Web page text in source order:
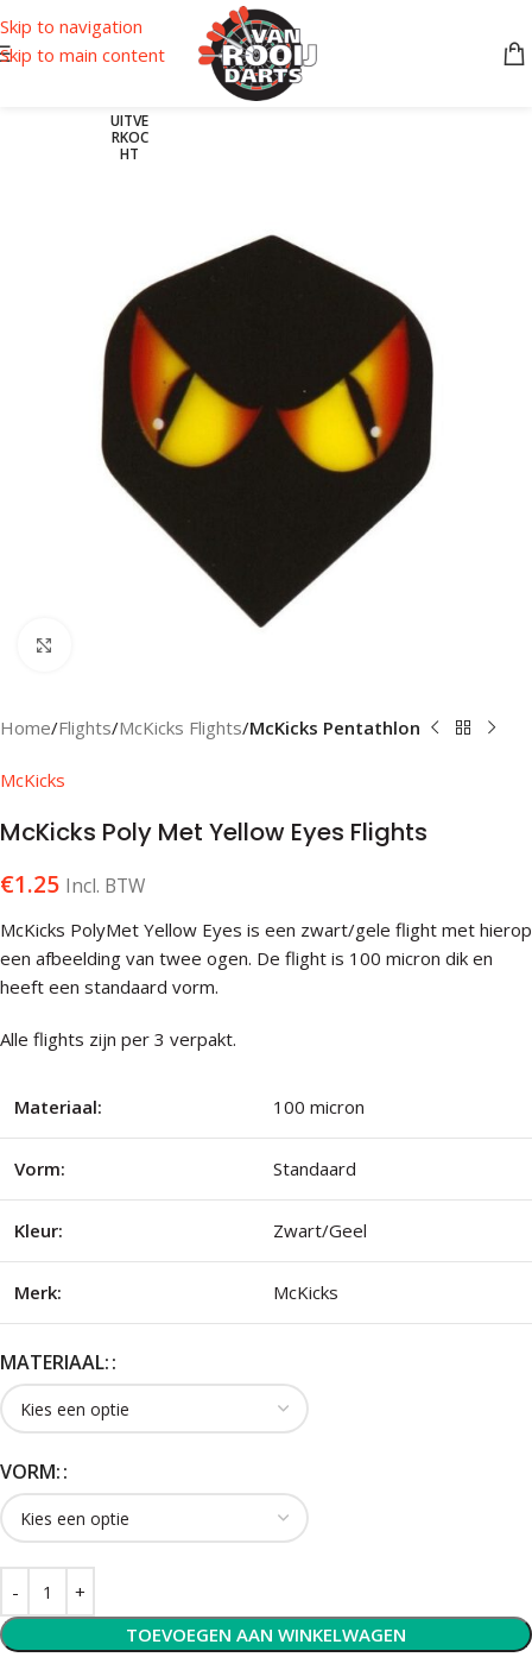
Skip to navigation
Skip to main content
UITVE
RKOC
HT
Home Flights McKicks Flights McKicks Pentathlon
McKicks
McKicks Poly Met Yellow Eyes Flights
€1.25 Incl. BTW
McKicks PolyMet Yellow Eyes is een zwart/gele flight met hierop
een afbeelding van twee ogen. De flight is 100 micron dik en
heeft een standaard vorm.
Alle flights zijn per 3 verpakt.
Materiaal: 100 micron
Vorm: Standaard
Kleur: Zwart/Geel
Merk: McKicks
MATERIAAL:
VORM:
TOEVOEGEN AAN WINKELWAGEN